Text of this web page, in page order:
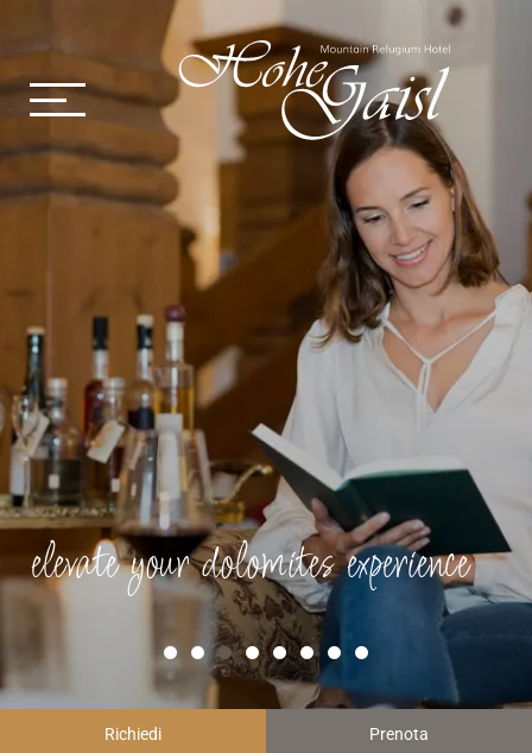
elevate your dolomites experience
Richiedi Prenota